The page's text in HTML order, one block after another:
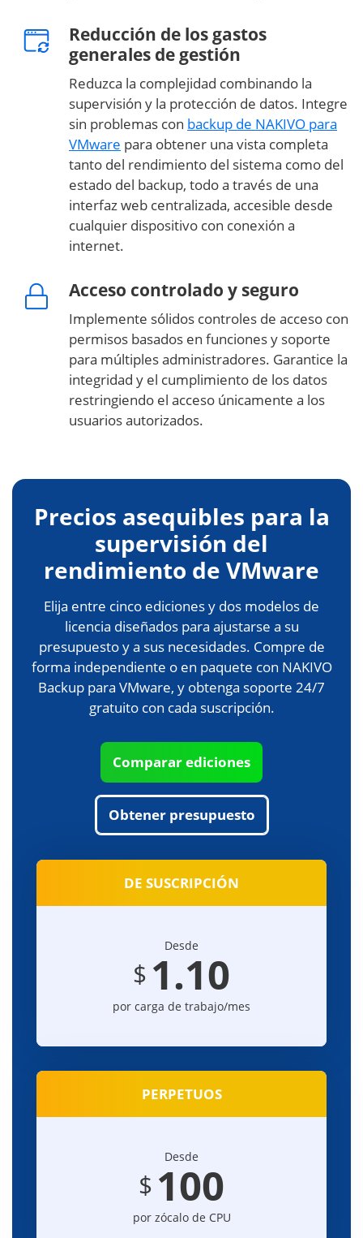
Reducción de los gastos
generales de gestión
Reduzca la complejidad combinando la
supervisión y la protección de datos. Integre
sin problemas con backup de NAKIVO para
VMware para obtener una vista completa
tanto del rendimiento del sistema como del
estado del backup, todo a través de una
interfaz web centralizada, accesible desde
cualquier dispositivo con conexión a
internet.
Acceso controlado y seguro
Implemente sólidos controles de acceso con
permisos basados en funciones y soporte
para múltiples administradores. Garantice la
integridad y el cumplimiento de los datos
restringiendo el acceso únicamente a los
usuarios autorizados.
Precios asequibles para la
supervisión del
rendimiento de VMware
Elija entre cinco ediciones y dos modelos de
licencia diseñados para ajustarse a su
presupuesto y a sus necesidades. Compre de
forma independiente o en paquete con NAKIVO
Backup para VMware, y obtenga soporte 24/7
gratuito con cada suscripción.
Comparar ediciones
Obtener presupuesto
DE SUSCRIPCIÓN
Desde
$ 1.10
por carga de trabajo/mes
PERPETUOS
Desde
$ 100
por zócalo de CPU